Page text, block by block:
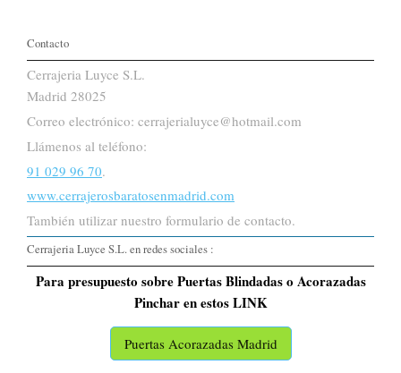
Contacto
Cerrajeria Luyce S.L.
Madrid 28025
Correo electrónico: cerrajerialuyce@hotmail.com
Llámenos al teléfono:
91 029 96 70.
www.cerrajerosbaratosenmadrid.com
También utilizar nuestro formulario de contacto.
Cerrajeria Luyce S.L. en redes sociales :
Para presupuesto sobre Puertas Blindadas o Acorazadas
Pinchar en estos LINK
Puertas Acorazadas Madrid